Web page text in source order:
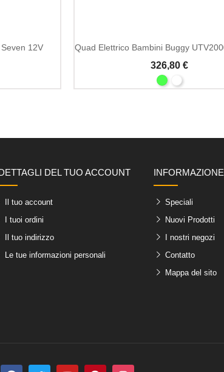
12V
326,80 €
DEL TUO ACCOUNT
Il tuo account
I tuoi ordini
Il tuo indirizzo
Le tue informazioni personali
INFORMAZIONE
Speciali
Nuovi Prodotti
I nostri negozi
Contatto
Mappa del sito